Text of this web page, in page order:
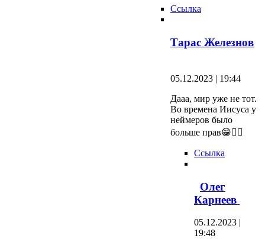
Ссылка
Тарас Железнов
05.12.2023 | 19:44
Дааа, мир уже не тот.
Во времена Иисуса у
неймеров было
больше прав😁🤷‍♂️
Ссылка
Олег
Карнеев
05.12.2023 |
19:48